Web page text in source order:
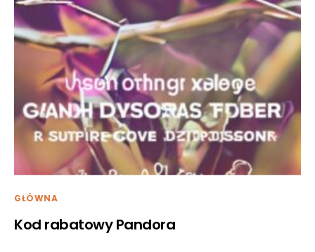
GŁÓWNA
Kod rabatowy Pandora